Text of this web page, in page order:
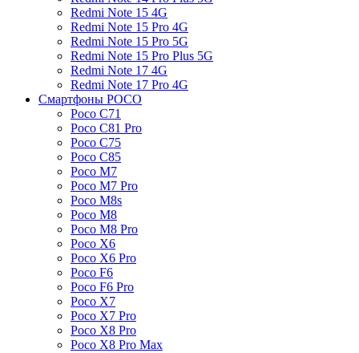
Redmi Note 15 4G
Redmi Note 15 Pro 4G
Redmi Note 15 Pro 5G
Redmi Note 15 Pro Plus 5G
Redmi Note 17 4G
Redmi Note 17 Pro 4G
Смартфоны POCO
Poco C71
Poco C81 Pro
Poco C75
Poco C85
Poco M7
Poco M7 Pro
Poco M8s
Poco M8
Poco M8 Pro
Poco X6
Poco X6 Pro
Poco F6
Poco F6 Pro
Poco X7
Poco X7 Pro
Poco X8 Pro
Poco X8 Pro Max